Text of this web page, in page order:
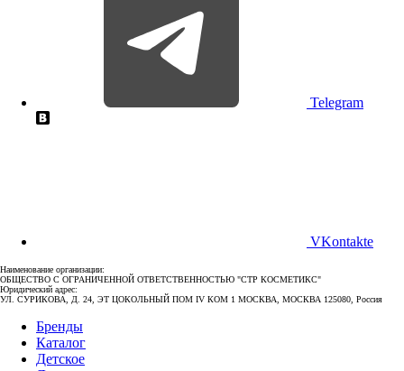
Telegram
VKontakte
Наименование организации:
ОБЩЕСТВО С ОГРАНИЧЕННОЙ ОТВЕТСТВЕННОСТЬЮ "СТР КОСМЕТИКС"
Юридический адрес:
УЛ. СУРИКОВА, Д. 24, ЭТ ЦОКОЛЬНЫЙ ПОМ IV КОМ 1 МОСКВА, МОСКВА 125080, Россия
Бренды
Каталог
Детское